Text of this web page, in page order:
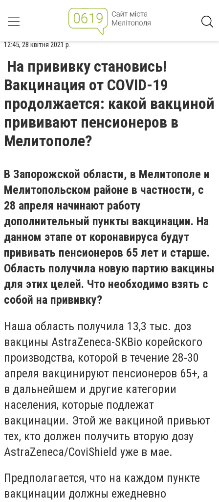
12:45, 28 квітня 2021 р.
На прививку становись!
Вакцинация от COVID-19
продолжается: какой вакциной
прививают пенсионеров в
Мелитополе?
В Запорожской области, в Мелитополе и
Мелитопольском районе в частности, с
28 апреля начинают работу
дополнительный пункты вакцинации. На
данном этапе от коронавируса будут
прививать пенсионеров 65 лет и старше.
Область получила новую партию вакцины
для этих целей. Что необходимо взять с
собой на прививку?
Наша область получила 13,3 тыс. доз
вакцины AstraZeneca-SKBio корейского
производства, которой в течение 28-30
апреля вакцинируют пенсионеров 65+, а
в дальнейшем и другие категории
населения, которые подлежат
вакцинации. Этой же вакциной привьют
тех, кто должен получить вторую дозу
AstraZeneca/CoviShield уже в мае.
Предполагается, что на каждом пункте
вакцинации должны ежедневно